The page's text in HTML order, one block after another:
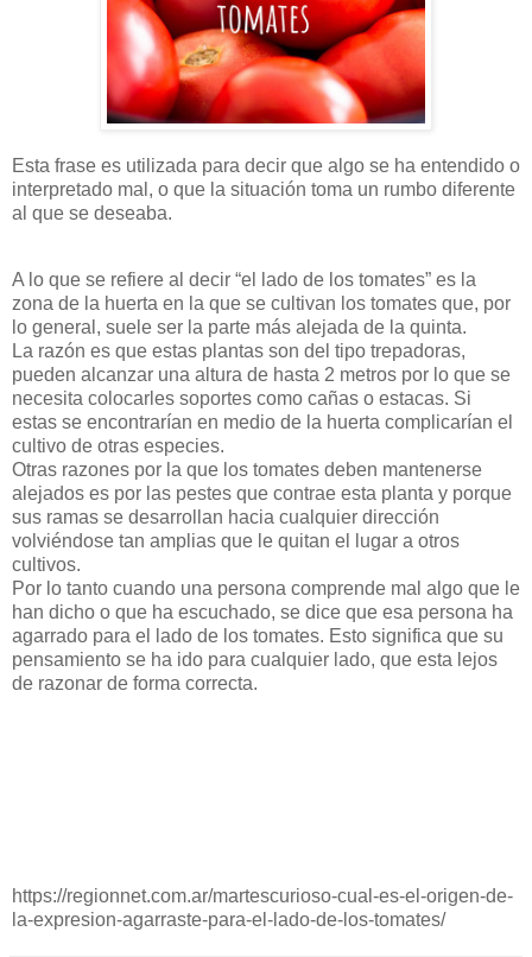
Esta frase es utilizada para decir que algo se ha entendido o
interpretado mal, o que la situación toma un rumbo diferente
al que se deseaba.
A lo que se refiere al decir “el lado de los tomates” es la
zona de la huerta en la que se cultivan los tomates que, por
lo general, suele ser la parte más alejada de la quinta.
La razón es que estas plantas son del tipo trepadoras,
pueden alcanzar una altura de hasta 2 metros por lo que se
necesita colocarles soportes como cañas o estacas. Si
estas se encontrarían en medio de la huerta complicarían el
cultivo de otras especies.
Otras razones por la que los tomates deben mantenerse
alejados es por las pestes que contrae esta planta y porque
sus ramas se desarrollan hacia cualquier dirección
volviéndose tan amplias que le quitan el lugar a otros
cultivos.
Por lo tanto cuando una persona comprende mal algo que le
han dicho o que ha escuchado, se dice que esa persona ha
agarrado para el lado de los tomates. Esto significa que su
pensamiento se ha ido para cualquier lado, que esta lejos
de razonar de forma correcta.
https://regionnet.com.ar/martescurioso-cual-es-el-origen-de-
la-expresion-agarraste-para-el-lado-de-los-tomates/